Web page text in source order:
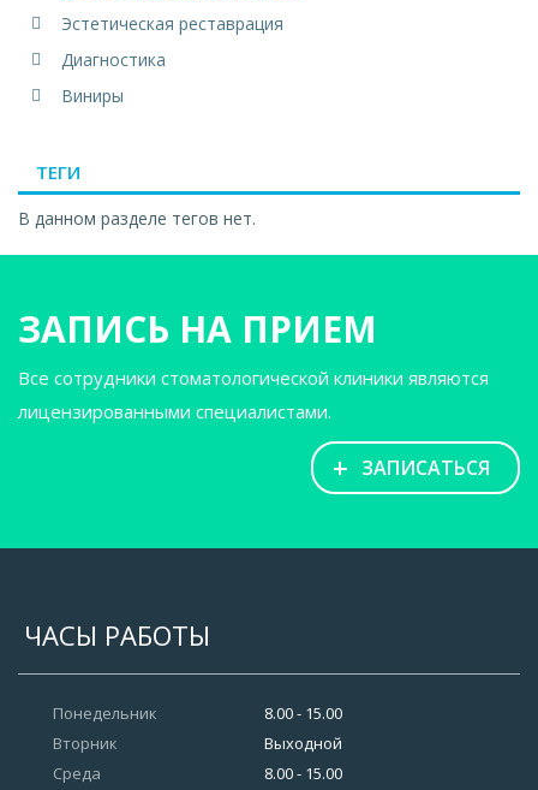
Эстетическая реставрация
Диагностика
Виниры
ТЕГИ
В данном разделе тегов нет.
ЗАПИСЬ НА ПРИЕМ
Все сотрудники стоматологической клиники являются
лицензированными специалистами.
+ ЗАПИСАТЬСЯ
ЧАСЫ РАБОТЫ
Понедельник
Вторник
Среда
8.00 - 15.00
Выходной
8.00 - 15.00